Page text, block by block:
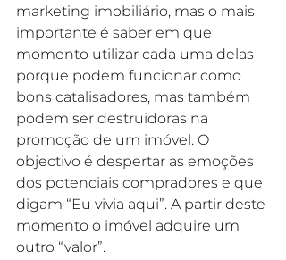
marketing imobiliário, mas o mais
importante é saber em que
momento utilizar cada uma delas
porque podem funcionar como
bons catalisadores, mas também
podem ser destruidoras na
promoção de um imóvel. O
objectivo é despertar as emoções
dos potenciais compradores e que
digam “Eu vivia aqui”. A partir deste
momento o imóvel adquire um
outro “valor”.